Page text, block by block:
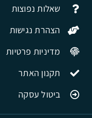
שאלות נפוצות
הצהרת נגישות
מדיניות פרטיות
תקנון האתר
ביטול עסקה